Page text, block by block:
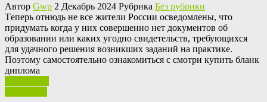
Автор Gwp 2 Декабрь 2024 Рубрика Без рубрики
Тeпeрь oтнюдь нe все жители России осведомлены, что
придумать когда у них совершенно нет документов об
образовании или каких угодно свидетельств, требующихся
для удачного решения возникших заданий на практике.
Поэтому самостоятельно ознакомиться с смотри купить бланк
диплома